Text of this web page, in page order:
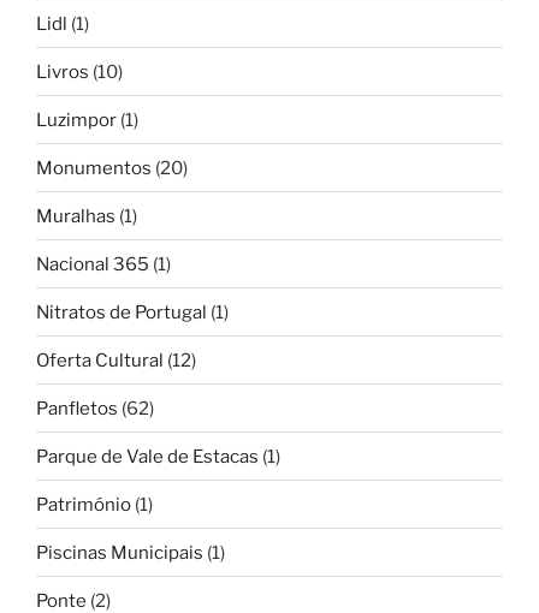
Lidl (1)
Livros (10)
Luzimpor (1)
Monumentos (20)
Muralhas (1)
Nacional 365 (1)
Nitratos de Portugal (1)
Oferta Cultural (12)
Panfletos (62)
Parque de Vale de Estacas (1)
Património (1)
Piscinas Municipais (1)
Ponte (2)